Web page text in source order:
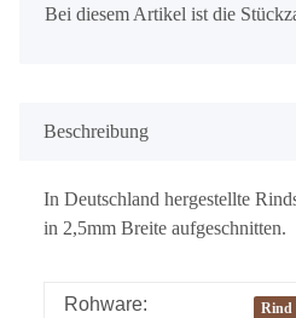
x
Bei diesem Artikel ist die
Beschreibung
In Deutschland hergestellte
in 2,5mm Breite aufgeschnitten.
Rohware: Rind